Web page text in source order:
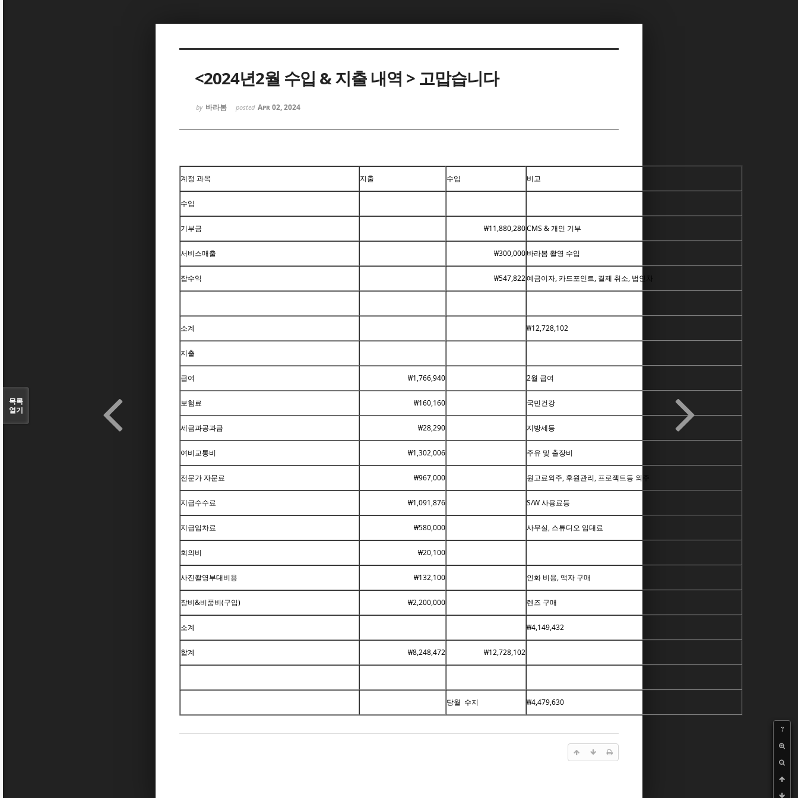
<2024년2월 수입 & 지출 내역 > 고맙습니다
by 바라봄 posted Apr 02, 2024
?
계정 과목 지출 수입 비고
수입
기부금 ₩11,880,280CMS & 개인 기부
서비스매출 ₩300,000바라봄 촬영 수입
잡수익 ₩547,822예금이자, 카드포인트, 결제 취소, 법인차
소계 ₩12,728,102
지출
급여 ₩1,766,940 2월 급여
보험료 ₩160,160 국민건강
세금과공과금 ₩28,290 지방세등
여비교통비 ₩1,302,006 주유 및 출장비
전문가 자문료 ₩967,000 원고료외주, 후원관리, 프로젝트등 외주
지급수수료 ₩1,091,876 S/W 사용료등
지급임차료 ₩580,000 사무실, 스튜디오 임대료
회의비 ₩20,100
사진촬영부대비용 ₩132,100 인화 비용, 액자 구매
장비&비품비(구입) ₩2,200,000 렌즈 구매
소계 ₩4,149,432
합계 ₩8,248,472 ₩12,728,102
당월 수지 ₩4,479,630
목록
열기
Sketchbook5, 스케치북5
Sketchbook5, 스케치북5